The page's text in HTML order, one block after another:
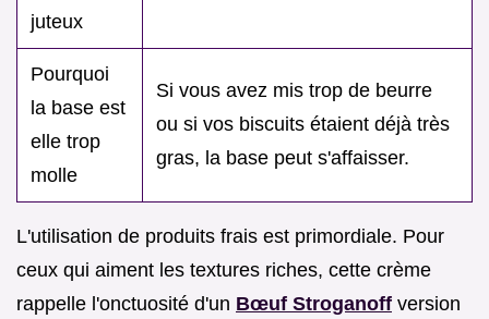
juteux
Pourquoi
la base est
elle trop
molle
Si vous avez mis trop de beurre
ou si vos biscuits étaient déjà très
gras, la base peut s'affaisser.
L'utilisation de produits frais est primordiale. Pour
ceux qui aiment les textures riches, cette crème
rappelle l'onctuosité d'un Bœuf Stroganoff version